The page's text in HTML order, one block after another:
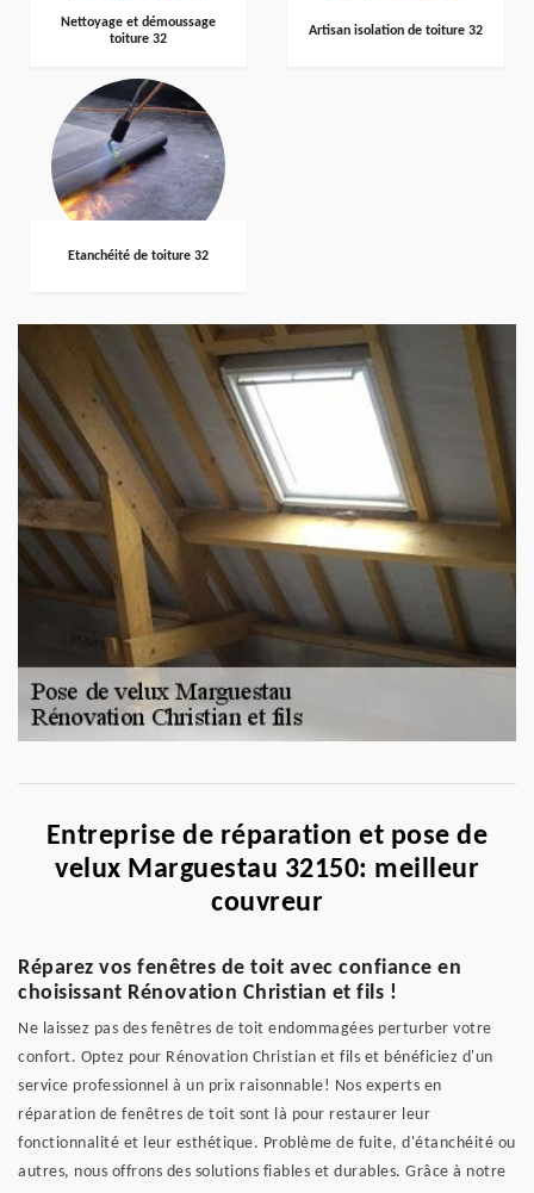
Nettoyage et démoussage
toiture 32
Artisan isolation de toiture 32
Etanchéité de toiture 32
Entreprise de réparation et pose de
velux Marguestau 32150: meilleur
couvreur
Réparez vos fenêtres de toit avec confiance en
choisissant Rénovation Christian et fils !
Ne laissez pas des fenêtres de toit endommagées perturber votre
confort. Optez pour Rénovation Christian et fils et bénéficiez d'un
service professionnel à un prix raisonnable! Nos experts en
réparation de fenêtres de toit sont là pour restaurer leur
fonctionnalité et leur esthétique. Problème de fuite, d'étanchéité ou
autres, nous offrons des solutions fiables et durables. Grâce à notre